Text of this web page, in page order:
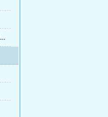
第2508章 一个橘子，小黑：你没有资格质疑他！